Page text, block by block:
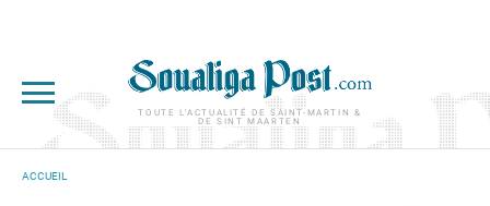
TOUTE L'ACTUALITÉ DE SAINT-MARTIN &
DE SINT MAARTEN
ACCUEIL